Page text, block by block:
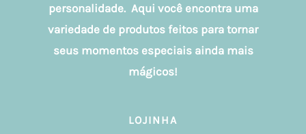
personalidade. Aqui você encontra uma
variedade de produtos feitos para tornar
seus momentos especiais ainda mais
mágicos!
LOJINHA